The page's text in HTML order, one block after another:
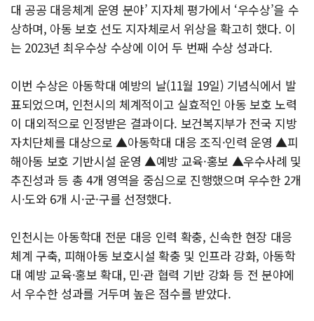
대 공공 대응체계 운영 분야’ 지자체 평가에서 ‘우수상’을 수
상하며, 아동 보호 선도 지자체로서 위상을 확고히 했다. 이
는 2023년 최우수상 수상에 이어 두 번째 수상 성과다.
이번 수상은 아동학대 예방의 날(11월 19일) 기념식에서 발
표되었으며, 인천시의 체계적이고 실효적인 아동 보호 노력
이 대외적으로 인정받은 결과이다. 보건복지부가 전국 지방
자치단체를 대상으로 ▲아동학대 대응 조직·인력 운영 ▲피
해아동 보호 기반시설 운영 ▲예방 교육·홍보 ▲우수사례 및
추진성과 등 총 4개 영역을 중심으로 진행했으며 우수한 2개
시·도와 6개 시·군·구를 선정했다.
인천시는 아동학대 전문 대응 인력 확충, 신속한 현장 대응
체계 구축, 피해아동 보호시설 확충 및 인프라 강화, 아동학
대 예방 교육·홍보 확대, 민·관 협력 기반 강화 등 전 분야에
서 우수한 성과를 거두며 높은 점수를 받았다.